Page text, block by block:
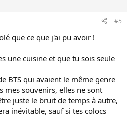
#5
que ce que j'ai pu avoir !
une cuisine et que tu sois seule
BTS qui avaient le même genre
mes souvenirs, elles ne sont
juste le bruit de temps à autre,
inévitable, sauf si tes colocs